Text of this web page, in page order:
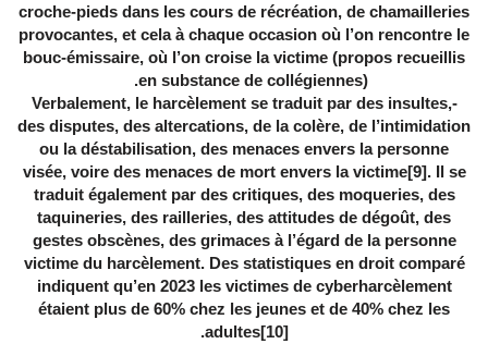
croche-pieds dans les cours de récréation, de chamailleries
provocantes, et cela à chaque occasion où l’on rencontre le
bouc-émissaire, où l’on croise la victime (propos recueillis
en substance de collégiennes).
-Verbalement, le harcèlement se traduit par des insultes,
des disputes, des altercations, de la colère, de l’intimidation
ou la déstabilisation, des menaces envers la personne
visée, voire des menaces de mort envers la victime[9]. Il se
traduit également par des critiques, des moqueries, des
taquineries, des railleries, des attitudes de dégoût, des
gestes obscènes, des grimaces à l’égard de la personne
victime du harcèlement. Des statistiques en droit comparé
indiquent qu’en 2023 les victimes de cyberharcèlement
étaient plus de 60% chez les jeunes et de 40% chez les
adultes[10]
.